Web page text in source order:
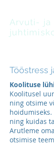
Arvuti- ja
Tööstress
Koolituse
Koolitusel
ning otsime
hoidumiseks.
ning kuidas
Arutleme
otsimise